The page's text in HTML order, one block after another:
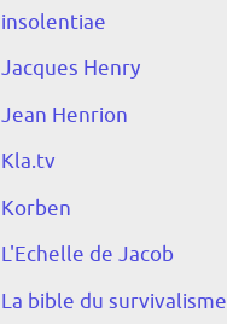
insolentiae
Jacques Henry
Jean Henrion
Kla.tv
Korben
L'Echelle de Jacob
La bible du survivalisme